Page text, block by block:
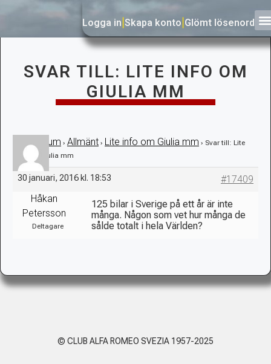
Logga in Skapa konto Glömt lösenord
SVAR TILL: LITE INFO OM
GIULIA MM
› Forum › Allmänt › Lite info om Giulia mm › Svar till: Lite
info om Giulia mm
30 januari, 2016 kl. 18:53
#17409
Håkan
Petersson
Deltagare
125 bilar i Sverige på ett år är inte
många. Någon som vet hur många de
sålde totalt i hela Världen?
© CLUB ALFA ROMEO SVEZIA 1957-2025